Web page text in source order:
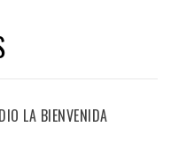
LA BIENVENIDA